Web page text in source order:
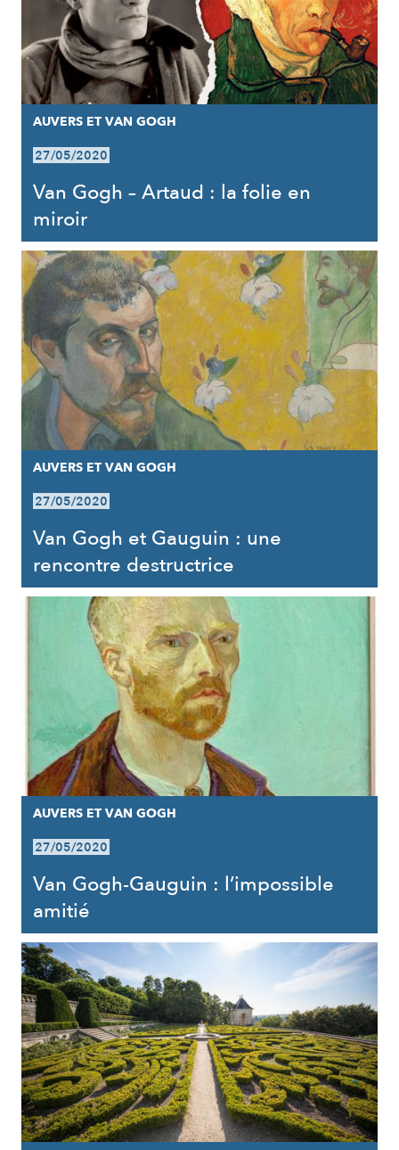
AUVERS ET VAN GOGH
27/05/2020
Van Gogh – Artaud : la folie en
miroir
AUVERS ET VAN GOGH
27/05/2020
Van Gogh et Gauguin : une
rencontre destructrice
AUVERS ET VAN GOGH
27/05/2020
Van Gogh-Gauguin : l’impossible
amitié